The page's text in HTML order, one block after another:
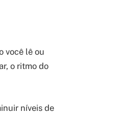
você lê ou
o ritmo do
níveis de